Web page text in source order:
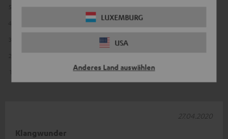
LUXEMBURG
USA
Anderes Land auswählen
129
2
Klangwunder
27.04.2020